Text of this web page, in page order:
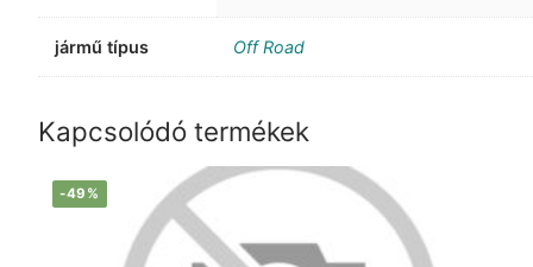
jármű típus Off Road
Kapcsolódó termékek
-49%